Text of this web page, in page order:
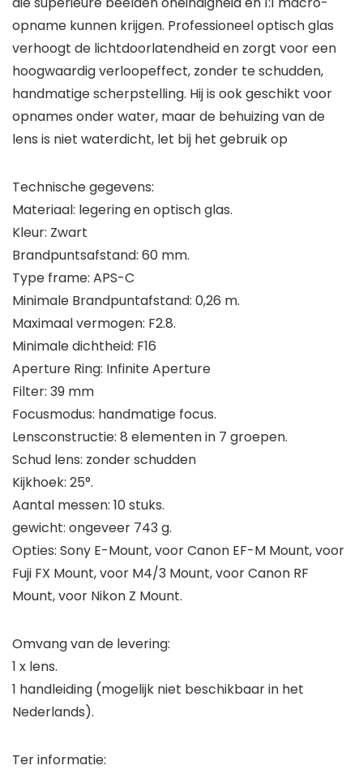
opname kunnen krijgen. Professioneel optisch glas
verhoogt de lichtdoorlatendheid en zorgt voor een
hoogwaardig verloopeffect, zonder te schudden,
handmatige scherpstelling. Hij is ook geschikt voor
opnames onder water, maar de behuizing van de
lens is niet waterdicht, let bij het gebruik op
Technische gegevens:
Materiaal: legering en optisch glas.
Kleur: Zwart
Brandpuntsafstand: 60 mm.
Type frame: APS-C
Minimale Brandpuntafstand: 0,26 m.
Maximaal vermogen: F2.8.
Minimale dichtheid: F16
Aperture Ring: Infinite Aperture
Filter: 39 mm
Focusmodus: handmatige focus.
Lensconstructie: 8 elementen in 7 groepen.
Schud lens: zonder schudden
Kijkhoek: 25°.
Aantal messen: 10 stuks.
gewicht: ongeveer 743 g.
Opties: Sony E-Mount, voor Canon EF-M Mount, voor
Fuji FX Mount, voor M4/3 Mount, voor Canon RF
Mount, voor Nikon Z Mount.
Omvang van de levering:
1 x lens.
1 handleiding (mogelijk niet beschikbaar in het
Nederlands).
Ter informatie: